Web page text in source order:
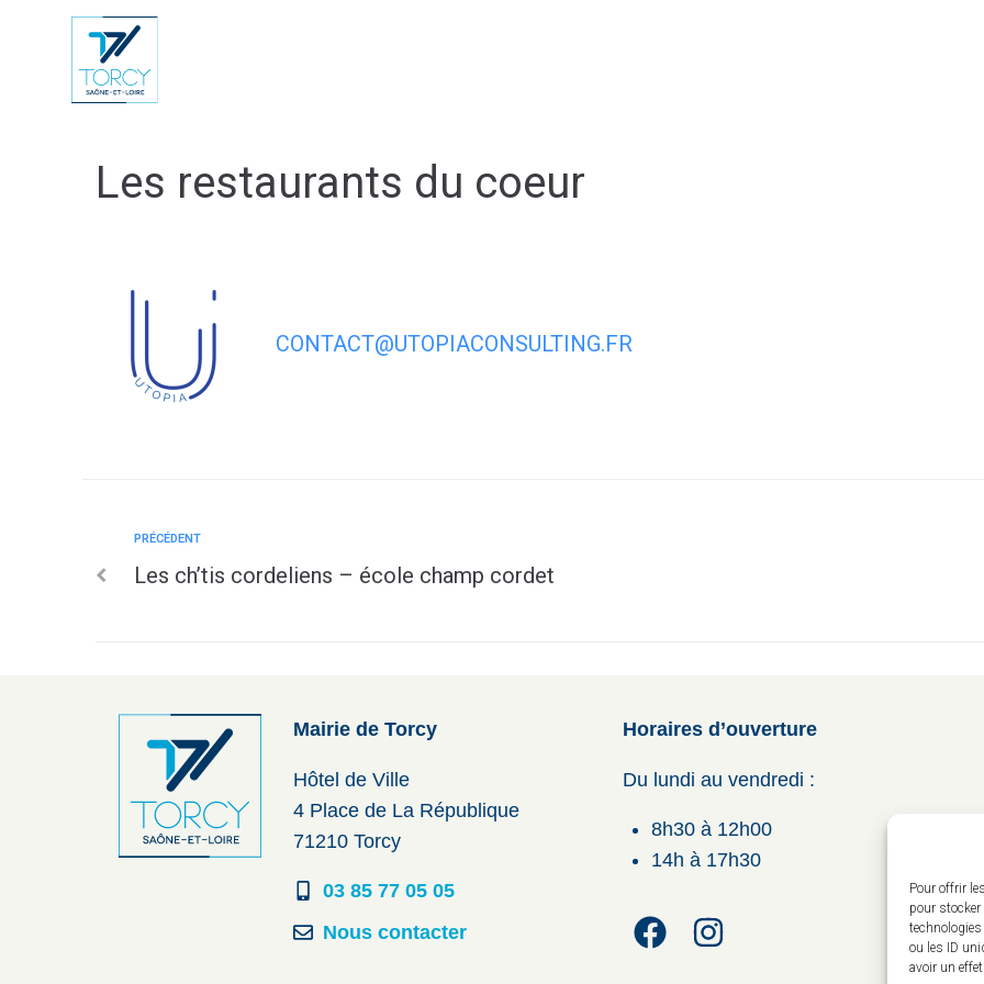
Pour offrir
pour
ou les ID
avoir un
Les restaurants du coeur
CONTACT@UTOPIACONSULTING.FR
PRÉCÉDENT
Les ch’tis cordeliens – école champ cordet
Mairie de Torcy
Hôtel de Ville
4 Place de La République
71210 Torcy
03 85 77 05 05
Nous contacter
Horaires d’ouverture
Du lundi au vendredi :
8h30 à 12h00
14h à 17h30